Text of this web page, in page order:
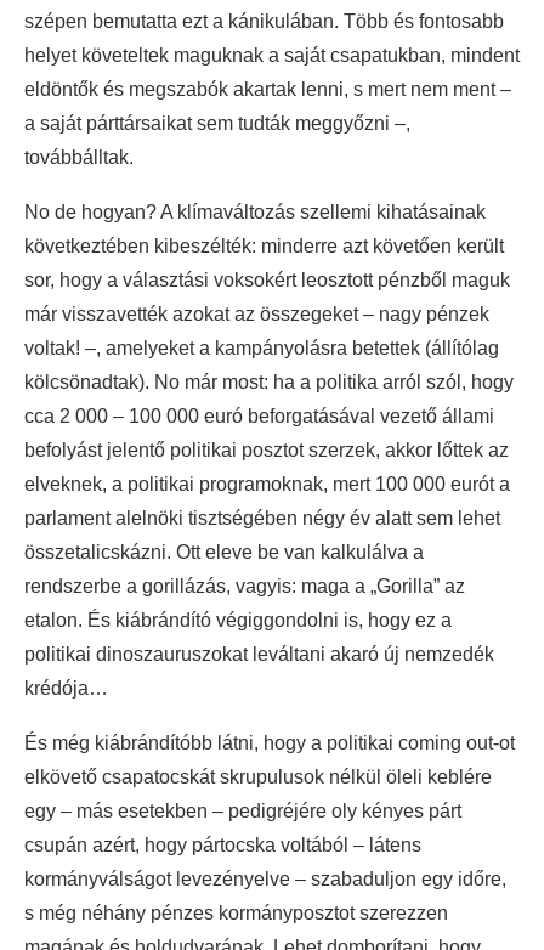
szépen bemutatta ezt a kánikulában. Több és fontosabb
helyet követeltek maguknak a saját csapatukban, mindent
eldöntők és megszabók akartak lenni, s mert nem ment –
a saját párttársaikat sem tudták meggyőzni –,
továbbálltak.
No de hogyan? A klímaváltozás szellemi kihatásainak
következtében kibeszélték: minderre azt követően került
sor, hogy a választási voksokért leosztott pénzből maguk
már visszavették azokat az összegeket – nagy pénzek
voltak! –, amelyeket a kampányolásra betettek (állítólag
kölcsönadtak). No már most: ha a politika arról szól, hogy
cca 2 000 – 100 000 euró beforgatásával vezető állami
befolyást jelentő politikai posztot szerzek, akkor lőttek az
elveknek, a politikai programoknak, mert 100 000 eurót a
parlament alelnöki tisztségében négy év alatt sem lehet
összetalicskázni. Ott eleve be van kalkulálva a
rendszerbe a gorillázás, vagyis: maga a „Gorilla” az
etalon. És kiábrándító végiggondolni is, hogy ez a
politikai dinoszauruszokat leváltani akaró új nemzedék
krédója…
És még kiábrándítóbb látni, hogy a politikai coming out-ot
elkövető csapatocskát skrupulusok nélkül öleli keblére
egy – más esetekben – pedigréjére oly kényes párt
csupán azért, hogy pártocska voltából – látens
kormányválságot levezényelve – szabaduljon egy időre,
s még néhány pénzes kormányposztot szerezzen